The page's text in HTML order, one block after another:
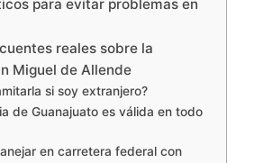
para evitar problemas en
reales sobre la
Miguel de Allende
si soy extranjero?
de Guanajuato es válida en todo
en carretera federal con